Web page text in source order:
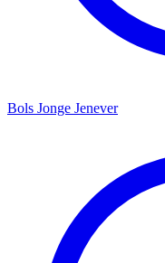
Bols Jonge Jenever